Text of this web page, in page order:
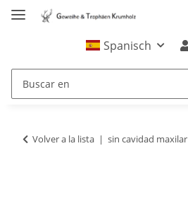
Spanisch
Volver a la lista sin cavidad maxilar